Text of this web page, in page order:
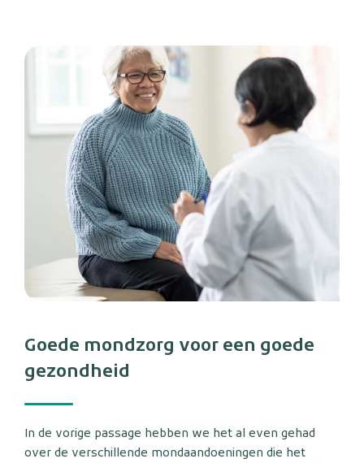
Goede mondzorg voor een goede
gezondheid
In de vorige passage hebben we het al even gehad
over de verschillende mondaandoeningen die het